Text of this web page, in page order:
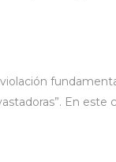
En este